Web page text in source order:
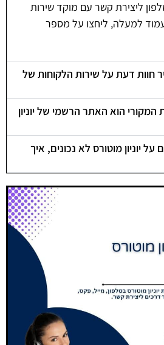
ליצירת קשר עם מוקד שירות
למעלה, ליחצו על מספר
חוות דעת על שירות הלקוחות של
הוא האתר הרשמי של יוניון
יוניון מוטורס לא נכונים, איך